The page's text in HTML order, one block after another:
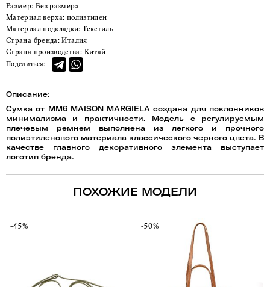
Размер: Без размера
Материал верха: полиэтилен
Материал подкладки: Текстиль
Страна бренда: Италия
Страна производства: Китай
Поделиться:
Описание:
Сумка от MM6 MAISON MARGIELA создана для поклонников
минимализма и практичности. Модель с регулируемым
плечевым ремнем выполнена из легкого и прочного
полиэтиленового материала классического черного цвета. В
качестве главного декоративного элемента выступает
логотип бренда.
ПОХОЖИЕ МОДЕЛИ
-45% -50%